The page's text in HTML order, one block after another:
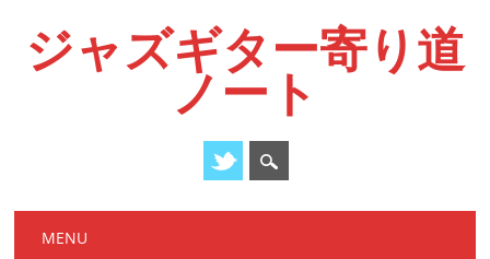
ジャズギター寄り道
ノート
Main menu
MENU